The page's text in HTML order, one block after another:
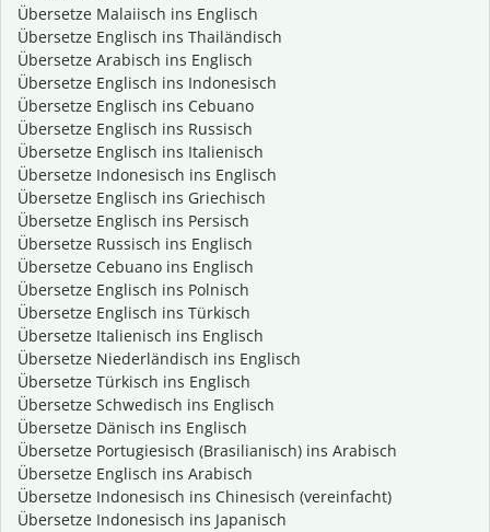
Übersetze Malaiisch ins Englisch
Übersetze Englisch ins Thailändisch
Übersetze Arabisch ins Englisch
Übersetze Englisch ins Indonesisch
Übersetze Englisch ins Cebuano
Übersetze Englisch ins Russisch
Übersetze Englisch ins Italienisch
Übersetze Indonesisch ins Englisch
Übersetze Englisch ins Griechisch
Übersetze Englisch ins Persisch
Übersetze Russisch ins Englisch
Übersetze Cebuano ins Englisch
Übersetze Englisch ins Polnisch
Übersetze Englisch ins Türkisch
Übersetze Italienisch ins Englisch
Übersetze Niederländisch ins Englisch
Übersetze Türkisch ins Englisch
Übersetze Schwedisch ins Englisch
Übersetze Dänisch ins Englisch
Übersetze Portugiesisch (Brasilianisch) ins Arabisch
Übersetze Englisch ins Arabisch
Übersetze Indonesisch ins Chinesisch (vereinfacht)
Übersetze Indonesisch ins Japanisch